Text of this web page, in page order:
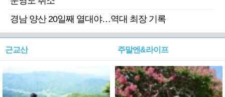
경남 양산 20일째 열대야…역대 최장 기록
근교산 주말엔&라이프